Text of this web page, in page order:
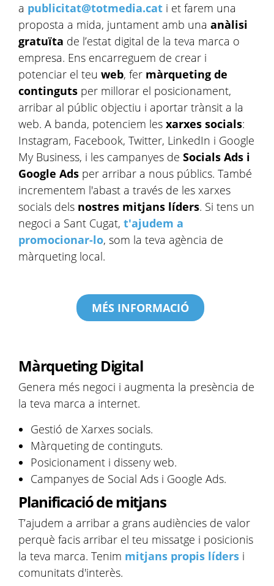
a publicitat@totmedia.cat i et farem una
proposta a mida, juntament amb una anàlisi
gratuïta de l’estat digital de la teva marca o
empresa. Ens encarreguem de crear i
potenciar el teu web, fer màrqueting de
continguts per millorar el posicionament,
arribar al públic objectiu i aportar trànsit a la
web. A banda, potenciem les xarxes socials:
Instagram, Facebook, Twitter, LinkedIn i Google
My Business, i les campanyes de Socials Ads i
Google Ads per arribar a nous públics. També
incrementem l'abast a través de les xarxes
socials dels nostres mitjans líders. Si tens un
negoci a Sant Cugat, t'ajudem a
promocionar-lo​, som la teva agència de
màrqueting local.
MÉS INFORMACIÓ
Màrqueting Digital
Genera més negoci i augmenta la presència de
la teva marca a internet.
Gestió de Xarxes socials.
Màrqueting de continguts.
Posicionament i disseny web.
Campanyes de Social Ads i Google Ads.
Planificació de mitjans
T’ajudem a arribar a grans audiències de valor
perquè facis arribar el teu missatge i posicionis
la teva marca. Tenim mitjans propis líders ​ i
comunitats d'interès.